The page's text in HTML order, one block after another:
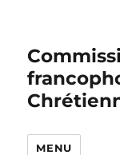
MENU